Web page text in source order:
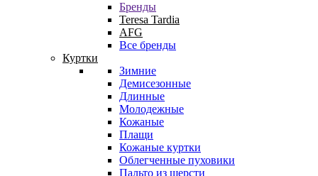
Бренды
Teresa Tardia
AFG
Все бренды
Куртки
Зимние
Демисезонные
Длинные
Молодежные
Кожаные
Плащи
Кожаные куртки
Облегченные пуховики
Пальто из шерсти